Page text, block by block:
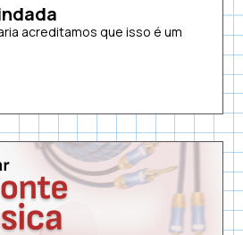
acreditamos que isso é um